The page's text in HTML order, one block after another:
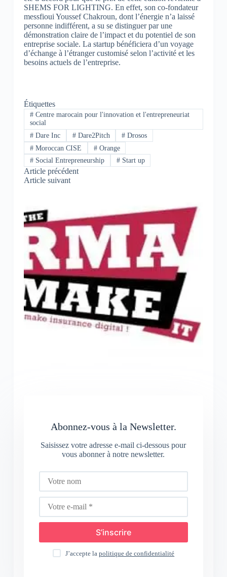
SHEMS FOR LIGHTING. En effet, son co-fondateur
messfioui Youssef Chakroun, dont l’énergie n’a laissé
personne indifférent, a su se distinguer par une
démonstration claire de l’impact et du potentiel de son
entreprise sociale. La startup bénéficiera d’un voyage
d’échange à l’étranger customisé selon l’activité et les
besoins actuels de l’entreprise.
Étiquettes
#Centre marocain pour l'innovation et l'entrepreneuriat
social
#Dare Inc #Dare2Pitch # Drosos
#Moroccan CISE #Orange
#Social ‪Entrepreneurship‬ #Start up
Articleprécédent
Articlesuivant
Abonnez-vous à la Newsletter.
Saisissez votre adresse e-mail ci-dessous pour
vous abonner à notre newsletter.
S’inscrire
J’accepte lapolitique de confidentialité